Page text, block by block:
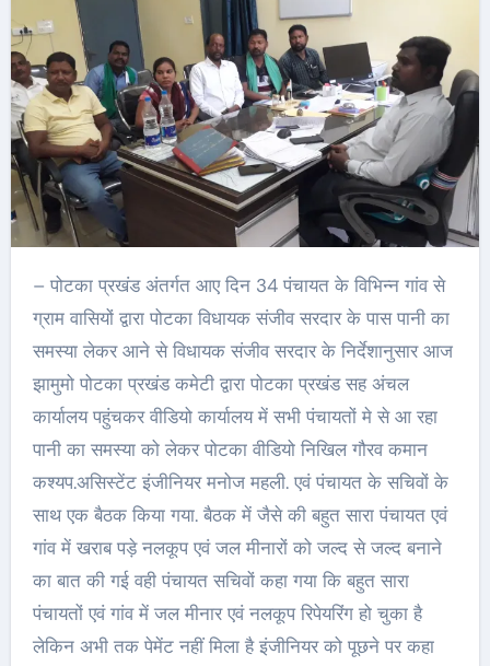
– पोटका प्रखंड अंतर्गत आए दिन 34 पंचायत के विभिन्न गांव से
ग्राम वासियों द्वारा पोटका विधायक संजीव सरदार के पास पानी का
समस्या लेकर आने से विधायक संजीव सरदार के निर्देशानुसार आज
झामुमो पोटका प्रखंड कमेटी द्वारा पोटका प्रखंड सह अंचल
कार्यालय पहुंचकर वीडियो कार्यालय में सभी पंचायतों मे से आ रहा
पानी का समस्या को लेकर पोटका वीडियो निखिल गौरव कमान
कश्यप.असिस्टेंट इंजीनियर मनोज महली. एवं पंचायत के सचिवों के
साथ एक बैठक किया गया. बैठक में जैसे की बहुत सारा पंचायत एवं
गांव में खराब पड़े नलकूप एवं जल मीनारों को जल्द से जल्द बनाने
का बात की गई वही पंचायत सचिवों कहा गया कि बहुत सारा
पंचायतों एवं गांव में जल मीनार एवं नलकूप रिपेयरिंग हो चुका है
लेकिन अभी तक पेमेंट नहीं मिला है इंजीनियर को पूछने पर कहा